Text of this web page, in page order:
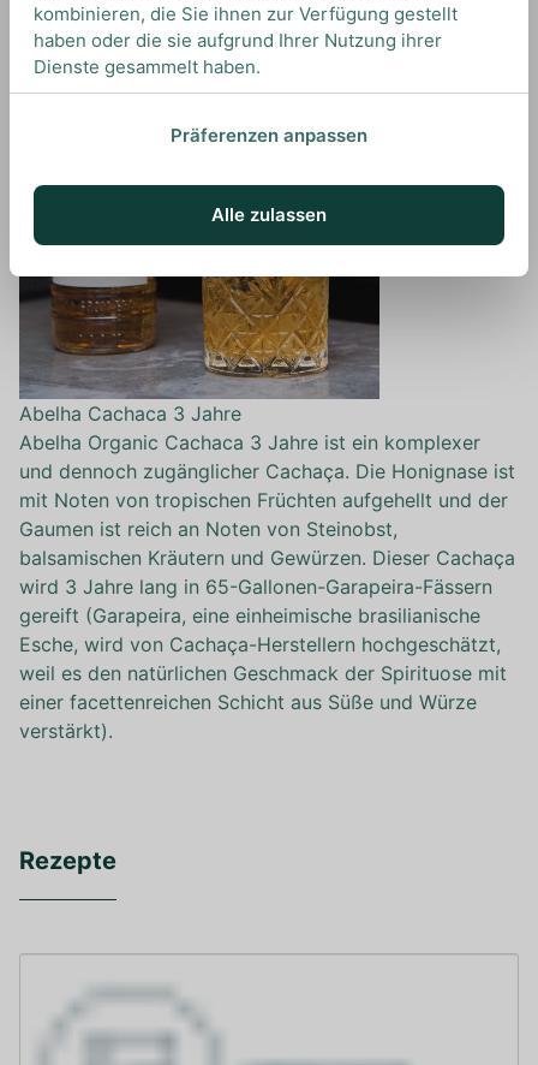
Abelha Cachaca 3 Jahre
Abelha Organic Cachaca 3 Jahre ist ein komplexer
und dennoch zugänglicher Cachaça. Die Honignase ist
mit Noten von tropischen Früchten aufgehellt und der
Gaumen ist reich an Noten von Steinobst,
balsamischen Kräutern und Gewürzen. Dieser Cachaça
wird 3 Jahre lang in 65-Gallonen-Garapeira-Fässern
gereift (Garapeira, eine einheimische brasilianische
Esche, wird von Cachaça-Herstellern hochgeschätzt,
weil es den natürlichen Geschmack der Spirituose mit
einer facettenreichen Schicht aus Süße und Würze
verstärkt).
Rezepte
kombinieren, die Sie ihnen zur Verfügung gestellt
haben oder die sie aufgrund Ihrer Nutzung ihrer
Dienste gesammelt haben.
Präferenzen anpassen
Alle zulassen